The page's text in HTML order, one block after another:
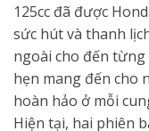
125cc đã được
sức hút và thanh
ngoài cho đến từng
hẹn mang đến cho
hoàn hảo ở mỗi
Hiện tại, hai phiên